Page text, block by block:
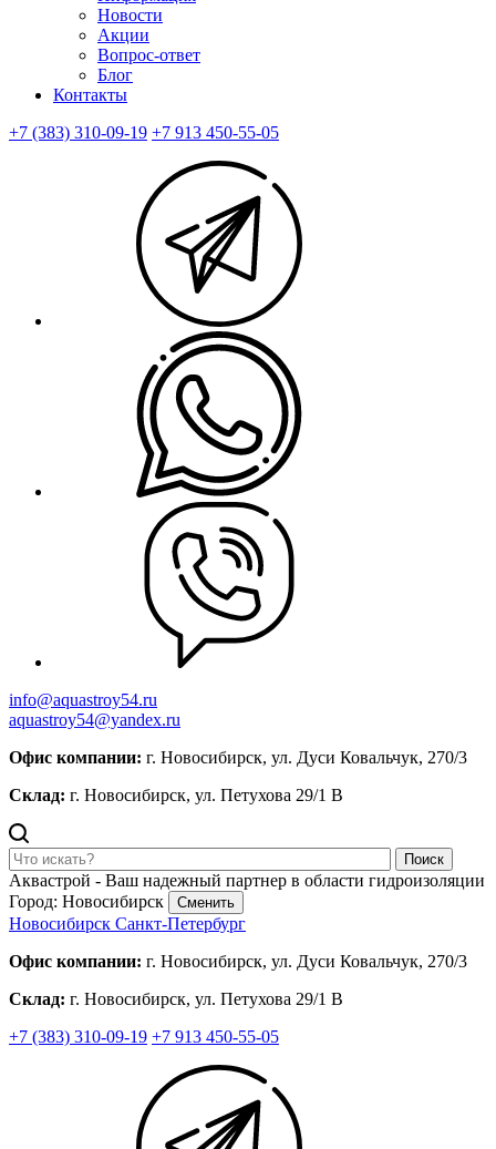
Новости
Акции
Вопрос-ответ
Блог
Контакты
+7 (383) 310-09-19 +7 913 450-55-05
info@aquastroy54.ru
aquastroy54@yandex.ru
Офис компании: г. Новосибирск, ул. Дуси Ковальчук, 270/3
Склад: г. Новосибирск, ул. Петухова 29/1 В
Поиск
Аквастрой - Ваш надежный партнер в области гидроизоляции
Город: Новосибирск
Сменить
Новосибирск Санкт-Петербург
Офис компании: г. Новосибирск, ул. Дуси Ковальчук, 270/3
Склад: г. Новосибирск, ул. Петухова 29/1 В
+7 (383) 310-09-19 +7 913 450-55-05